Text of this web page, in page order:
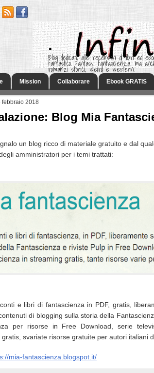
.
Blog dedicato alle recensioni di libri ed
fantastico. Fantasy, fantascienza, ma
romanzi storici, weird e western.
Mission Collaborare Ebook GRATIS
febbraio 2018
Blog Mia
un blog ricco di materiale gratuito e dal
amministratori per i temi trattati:
e libri di fantascienza in PDF, gratis,
di blogging sulla storia della
per risorse in Free Download, serie
svariate risorse gratuite per autori italiani
mia-fantascienza.blogspot.it/